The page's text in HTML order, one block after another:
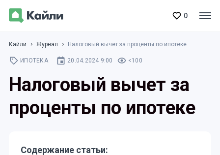
0
Кайли Журнал Налоговый вычет за проценты по ипотеке
ИПОТЕКА 20.04.2024 9:00 <100
Налоговый вычет за
проценты по ипотеке
Содержание статьи: